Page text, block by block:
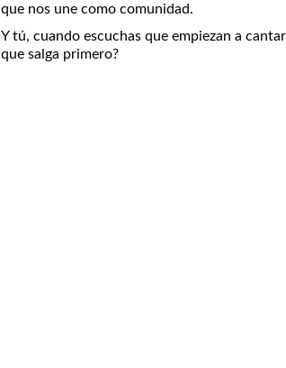
que nos une como comunidad.
Y tú, cuando escuchas que empiezan a
que salga primero?